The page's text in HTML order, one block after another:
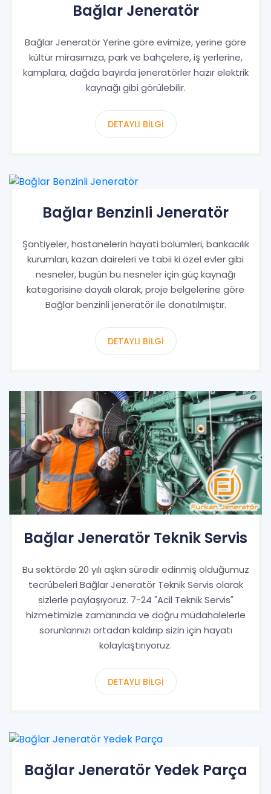
Bağlar Jeneratör
Bağlar Jeneratör Yerine göre evimize, yerine göre
kültür mirasımıza, park ve bahçelere, iş yerlerine,
kamplara, dağda bayırda jeneratörler hazır elektrik
kaynağı gibi görülebilir.
DETAYLI BILGI
Bağlar Benzinli Jeneratör
Şantiyeler, hastanelerin hayati bölümleri, bankacılık
kurumları, kazan daireleri ve tabii ki özel evler gibi
nesneler, bugün bu nesneler için güç kaynağı
kategorisine dayalı olarak, proje belgelerine göre
Bağlar benzinli jeneratör ile donatılmıştır.
DETAYLI BILGI
Bağlar Jeneratör Teknik Servis
Bu sektörde 20 yılı aşkın süredir edinmiş olduğumuz
tecrübeleri Bağlar Jeneratör Teknik Servis olarak
sizlerle paylaşıyoruz. 7-24 "Acil Teknik Servis"
hizmetimizle zamanında ve doğru müdahalelerle
sorunlarınızı ortadan kaldırıp sizin için hayatı
kolaylaştırıyoruz.
DETAYLI BILGI
Bağlar Jeneratör Yedek Parça